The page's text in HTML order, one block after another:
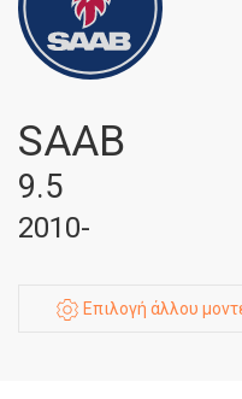
SAAB
9.5
2010-
Επιλογή άλλου